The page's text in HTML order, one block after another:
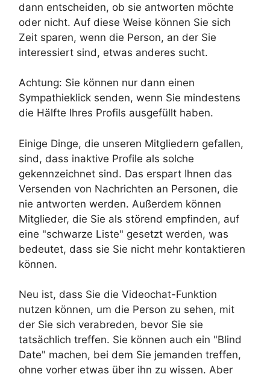
dann entscheiden, ob sie antworten möchte
oder nicht. Auf diese Weise können Sie sich
Zeit sparen, wenn die Person, an der Sie
interessiert sind, etwas anderes sucht.
Achtung: Sie können nur dann einen
Sympathieklick senden, wenn Sie mindestens
die Hälfte Ihres Profils ausgefüllt haben.
Einige Dinge, die unseren Mitgliedern gefallen,
sind, dass inaktive Profile als solche
gekennzeichnet sind. Das erspart Ihnen das
Versenden von Nachrichten an Personen, die
nie antworten werden. Außerdem können
Mitglieder, die Sie als störend empfinden, auf
eine "schwarze Liste" gesetzt werden, was
bedeutet, dass sie Sie nicht mehr kontaktieren
können.
Neu ist, dass Sie die Videochat-Funktion
nutzen können, um die Person zu sehen, mit
der Sie sich verabreden, bevor Sie sie
tatsächlich treffen. Sie können auch ein "Blind
Date" machen, bei dem Sie jemanden treffen,
ohne vorher etwas über ihn zu wissen. Aber